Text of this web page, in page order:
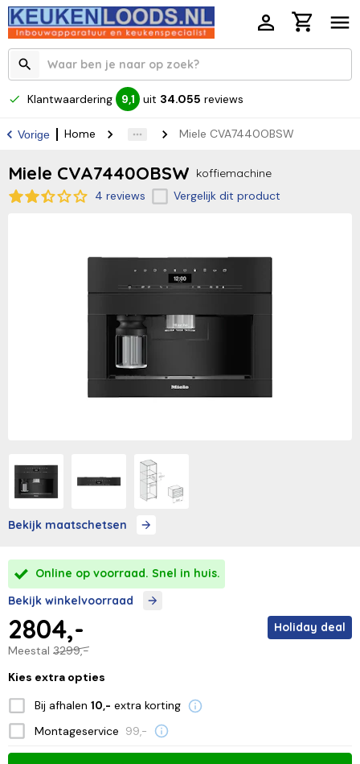
Klantwaardering 9,1 uit 34.055 reviews
Vorige Home Miele CVA7440OBSW
Miele CVA7440OBSW koffiemachine
4 reviews
Vergelijk dit product
Bekijk maatschetsen
Online op voorraad. Snel in huis.
Bekijk winkelvoorraad
Meestal 3299,-
2804,- Holiday deal
Kies extra opties
Bij afhalen 10,- extra korting
Montageservice 99,-